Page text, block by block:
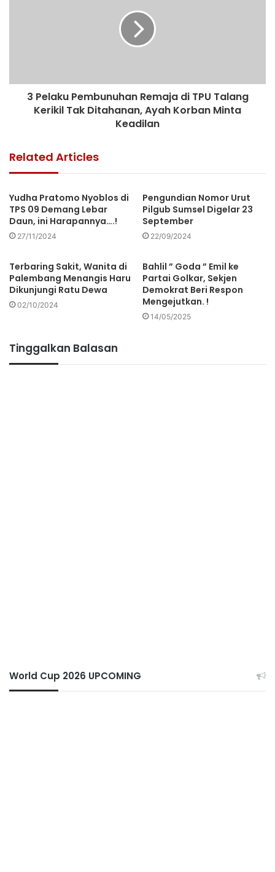
3 Pelaku Pembunuhan Remaja di TPU Talang
Kerikil Tak Ditahanan, Ayah Korban Minta
Keadilan
Related Articles
Yudha Pratomo Nyoblos di
TPS 09 Demang Lebar
Daun, ini Harapannya….!
27/11/2024
Pengundian Nomor Urut
Pilgub Sumsel Digelar 23
September
22/09/2024
Terbaring Sakit, Wanita di
Palembang Menangis Haru
Dikunjungi Ratu Dewa
02/10/2024
Bahlil ” Goda ” Emil ke
Partai Golkar, Sekjen
Demokrat Beri Respon
Mengejutkan. !
14/05/2025
Tinggalkan Balasan
World Cup 2026 UPCOMING